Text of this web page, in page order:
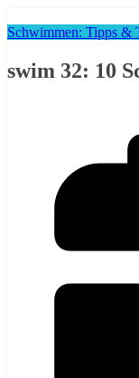
Schwimmen: Tipps &
swim 32: 10